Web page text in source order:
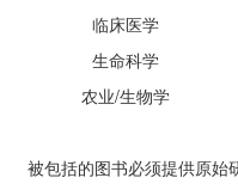
临床医学
生命科学
农业/生物学
被包括的图书必须提供原始